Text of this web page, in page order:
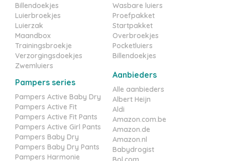
Billendoekjes
Luierbroekjes
Luierzak
Maandbox
Trainingsbroekje
Verzorgingsdoekjes
Zwemluiers
Pampers series
Pampers Active Baby Dry
Pampers Active Fit
Pampers Active Fit Pants
Pampers Active Girl Pants
Pampers Baby Dry
Pampers Baby Dry Pants
Pampers Harmonie
Wasbare luiers
Proefpakket
Startpakket
Overbroekjes
Pocketluiers
Billendoekjes
Aanbieders
Alle aanbieders
Albert Heijn
Aldi
Amazon.com.be
Amazon.de
Amazon.nl
Babydrogist